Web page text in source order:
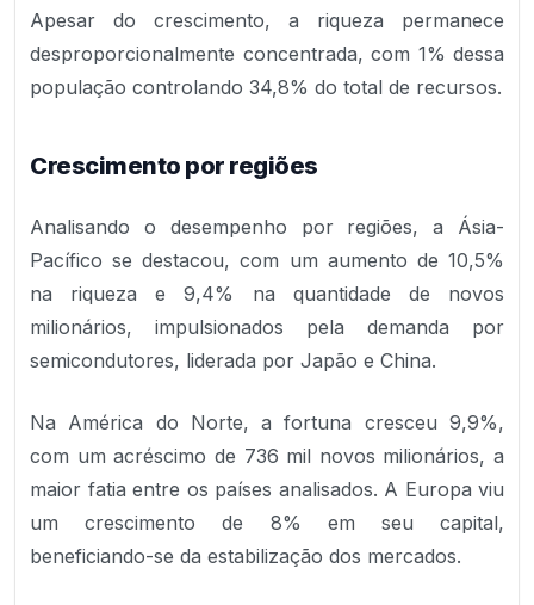
Apesar do crescimento, a riqueza permanece
desproporcionalmente concentrada, com 1% dessa
população controlando 34,8% do total de recursos.
Crescimento por regiões
Analisando o desempenho por regiões, a Ásia-
Pacífico se destacou, com um aumento de 10,5%
na riqueza e 9,4% na quantidade de novos
milionários, impulsionados pela demanda por
semicondutores, liderada por Japão e China.
Na América do Norte, a fortuna cresceu 9,9%,
com um acréscimo de 736 mil novos milionários, a
maior fatia entre os países analisados. A Europa viu
um crescimento de 8% em seu capital,
beneficiando-se da estabilização dos mercados.